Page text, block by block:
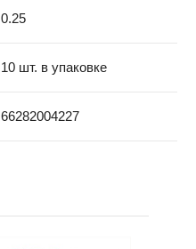
0.25
10 шт. в упаковке
66282004227